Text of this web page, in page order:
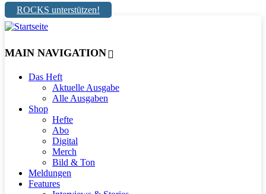
ROCKS unterstützen!
MAIN NAVIGATION
Das Heft
Aktuelle Ausgabe
Alle Ausgaben
Shop
Hefte
Abo
Digital
Merch
Bild & Ton
Meldungen
Features